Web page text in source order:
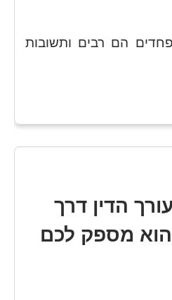
הם רבים ותשובות
הדין דרך
מספק לכם